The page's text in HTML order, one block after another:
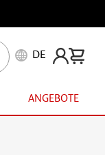
DE
ANGEBOTE